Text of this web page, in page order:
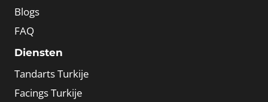
Blogs
FAQ
Diensten
Tandarts Turkije
Facings Turkije